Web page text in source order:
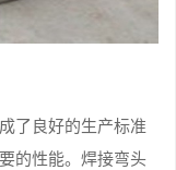
了良好的生产标准
的性能。焊接弯头